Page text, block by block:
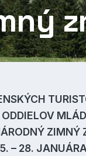
ODDIELOV
ZIMNÝ
– 28.